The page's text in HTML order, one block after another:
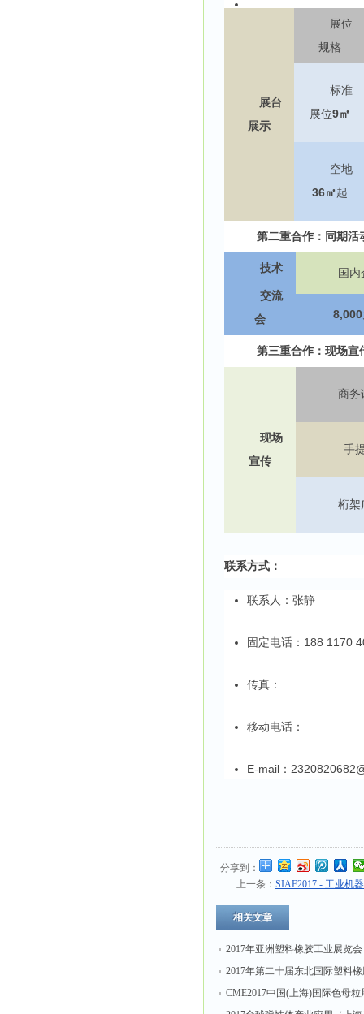
展台
展示
展位
规格
标准
展位9㎡
空地
36㎡起
第二重合作：同期活
技术
交流
会
国内
8,000
第三重合作：现场宣
现场
宣传
商务
手
桁架
联系方式：
联系人：张静
固定电话：188 1170
传真：
移动电话：
E-mail：
分享到：
上一条： SIAF2017 - 工业机
相关文章
2017年亚洲塑料橡胶工业展览会
2017年第二十届东北国际塑料
业展览会
CME2017中国(上海)国际色母粒